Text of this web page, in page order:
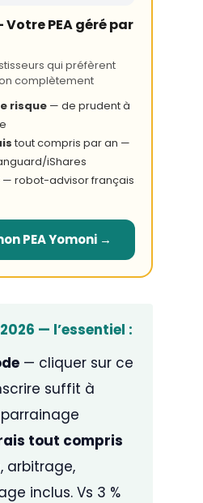
Votre PEA géré par
qui préfèrent
complètement
risque— de prudent à
tout compris par an —
iShares
— robot-advisor français
PEA Yomoni →
— l’essentiel :
— cliquer sur ce
suffit à
tout compris
arbitrage,
inclus. Vs 3 %